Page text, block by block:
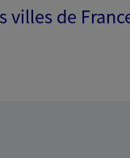
villes de